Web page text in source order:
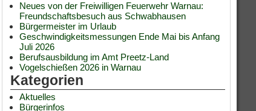
Neues von der Freiwilligen Feuerwehr Warnau:
Freundschaftsbesuch aus Schwabhausen
Bürgermeister im Urlaub
Geschwindigkeitsmessungen Ende Mai bis Anfang
Juli 2026
Berufsausbildung im Amt Preetz-Land
Vogelschießen 2026 in Warnau
Kategorien
Aktuelles
Bürgerinfos